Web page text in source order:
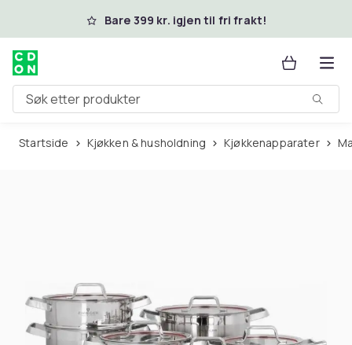
Hopp til hovedinnholdBare 399 kr. igjen til fri frakt!
Søk etter produkter
Startside Kjøkken & husholdning Kjøkkenapparater